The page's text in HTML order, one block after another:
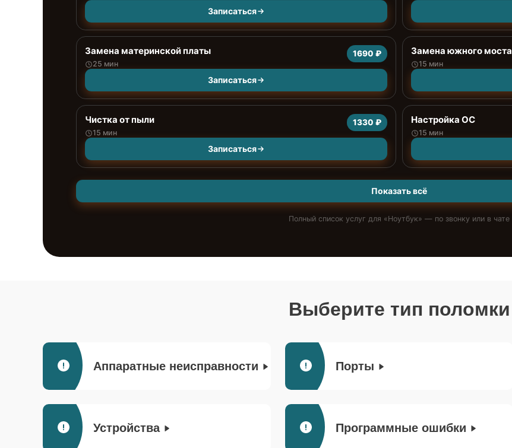
Записаться
Замена материнской платы
25 мин
1690 ₽
Записаться
Замена южного моста
15 мин
Чистка от пыли
15 мин
1330 ₽
Записаться
Настройка ОС
15 мин
Показать всё
Полный список услуг для «Ноутбук» — по звонку или в чате
Выберите тип поломки
Аппаратные неисправности Порты
Устройства Программные ошибки